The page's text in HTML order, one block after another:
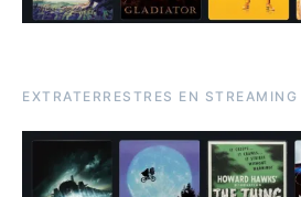
EXTRATERRESTRES EN STREAMING